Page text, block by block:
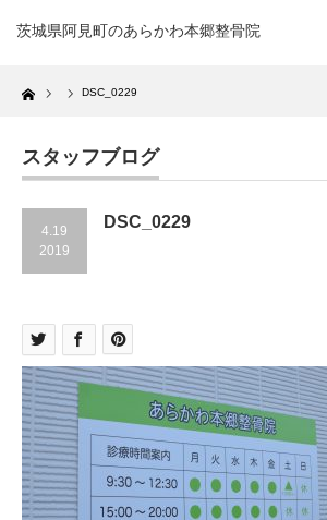
茨城県阿見町のあらかわ本郷整骨院
Home DSC_0229
スタッフブログ
4.19
2019
DSC_0229